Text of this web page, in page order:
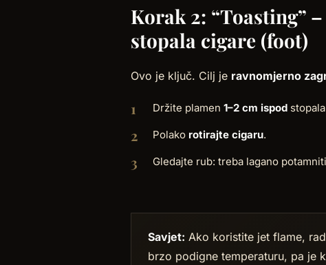
Korak 2: “Toasting”
stopala cigare (foot)
Ovo je ključ. Cilj je ravnomjerno
Držite plamen 1–2 cm ispod
Polako rotirajte cigaru.
Gledajte rub: treba lagano
Savjet: Ako koristite jet flame,
brzo podigne temperaturu, pa je